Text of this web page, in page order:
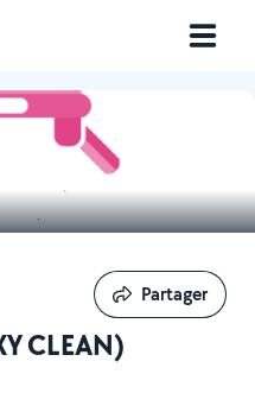
CLEAN)
Partager
Partager